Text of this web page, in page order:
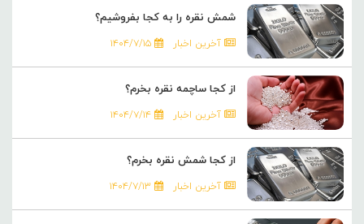
شمش نقره را به کجا بفروشیم؟
آخرین اخبار ۱۴۰۴/۷/۱۵
از کجا ساچمه نقره بخرم؟
آخرین اخبار ۱۴۰۴/۷/۱۴
از کجا شمش نقره بخرم؟
آخرین اخبار ۱۴۰۴/۷/۱۳